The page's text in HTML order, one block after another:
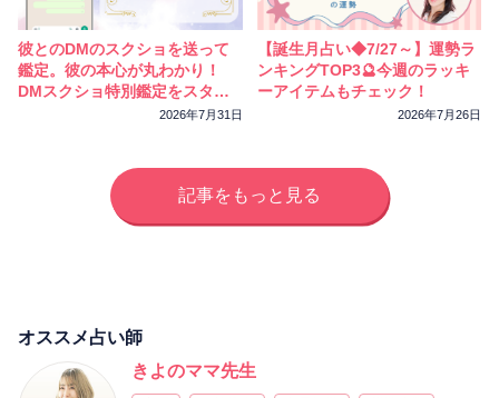
彼とのDMのスクショを送って
鑑定。彼の本心が丸わかり！
DMスクショ特別鑑定をスター
2026年7月31日
【誕生月占い◆7/27～】運勢ラ
ンキングTOP3🔮今週のラッキ
ーアイテムもチェック！
2026年7月26日
記事をもっと見る
オススメ占い師
きよのママ先生